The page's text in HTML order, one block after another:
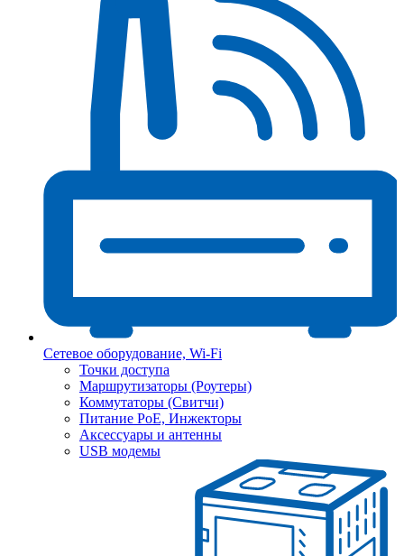
Сетевое оборудование, Wi-Fi
Точки доступа
Маршрутизаторы (Роутеры)
Коммутаторы (Свитчи)
Питание PoE, Инжекторы
Аксессуары и антенны
USB модемы